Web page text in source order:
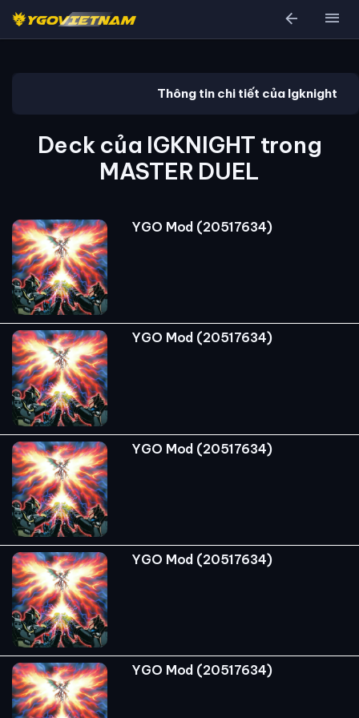
arrow_back menu
Thông tin chi tiết của Igknight
Deck của IGKNIGHT trong
MASTER DUEL
YGO Mod (20517634)
YGO Mod (20517634)
YGO Mod (20517634)
YGO Mod (20517634)
YGO Mod (20517634)